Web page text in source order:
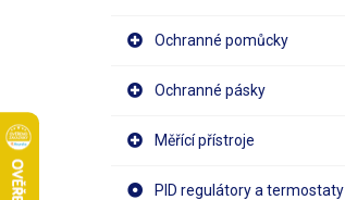
Ochranné pomůcky
Ochranné pásky
Měřící přístroje
PID regulátory a termostaty